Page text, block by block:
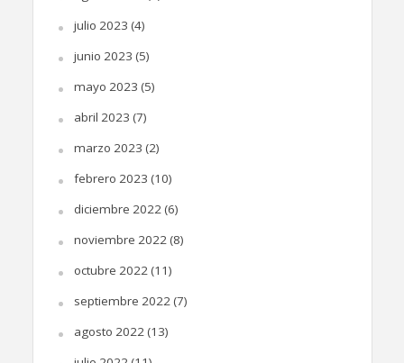
julio 2023 (4)
junio 2023 (5)
mayo 2023 (5)
abril 2023 (7)
marzo 2023 (2)
febrero 2023 (10)
diciembre 2022 (6)
noviembre 2022 (8)
octubre 2022 (11)
septiembre 2022 (7)
agosto 2022 (13)